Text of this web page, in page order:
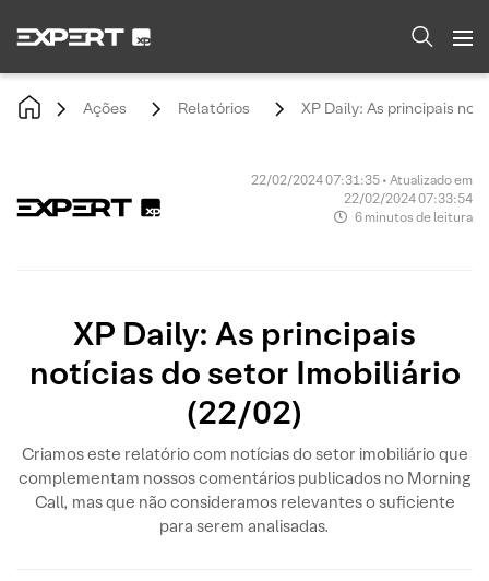
Ações Relatórios XP Daily: As principais
22/02/2024 07:31:35 • Atualizado em
22/02/2024 07:33:54
6 minutos de leitura
XP Daily: As principais
notícias do setor Imobiliário
(22/02)
Criamos este relatório com notícias do setor imobiliário que
complementam nossos comentários publicados no Morning
Call, mas que não consideramos relevantes o suficiente
para serem analisadas.